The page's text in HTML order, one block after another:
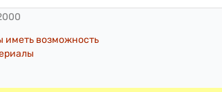
иметь возможность